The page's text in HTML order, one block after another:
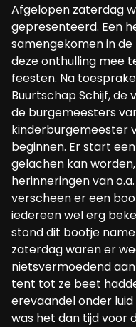
Afgelopen zaterdag
gepresenteerd. Een
samengekomen in
deze onthulling mee
feesten. Na
Buurtschap Schijf, de
de burgemeesters
kinderburgemeester
beginnen. Er start
gelachen kan
herinneringen van
verscheen er een
iedereen wel erg
stond dit bootje
zaterdag waren er
nietsvermoedend
tent tot ze beet
erevaandel onder
was het dan tijd voor